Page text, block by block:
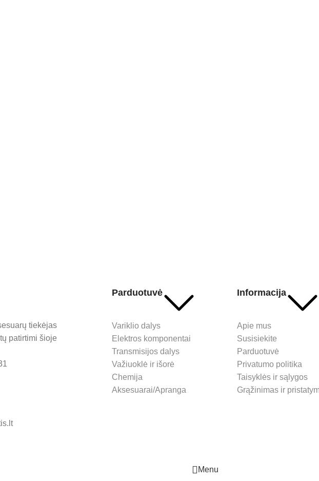
tiekėjas
patirtimi šioje
Parduotuvė
Variklio dalys
Elektros komponentai
Transmisijos dalys
Važiuoklė ir išorė
Chemija
Aksesuarai/Apranga
Informacija
Apie mus
Susisiekite
Parduotuvė
Privatumo politika
Taisyklės ir sąlygos
Grąžinimas ir
Menu